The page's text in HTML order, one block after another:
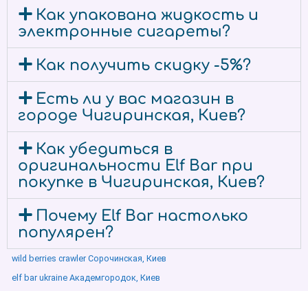
Как упакована жидкость и
электронные сигареты?
Как получить скидку -5%?
Есть ли у вас магазин в
городе Чигиринская, Киев?
Как убедиться в
оригинальности Elf Bar при
покупке в Чигиринская, Киев?
Почему Elf Bar настолько
популярен?
wild berries crawler Сорочинская, Киев
elf bar ukraine Академгородок, Киев